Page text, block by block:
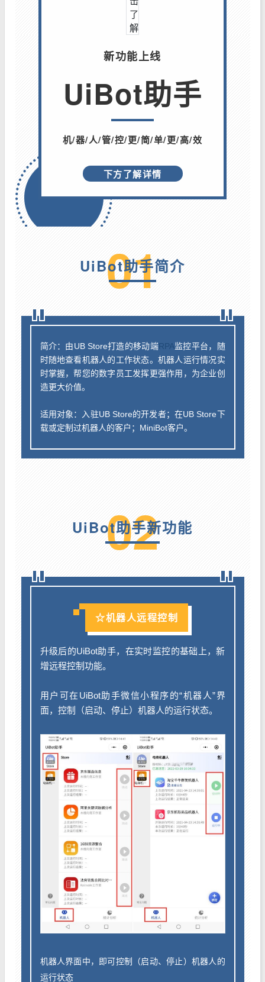
新功能上线
UiBot助手
机/器/人/管/控/更/简/单/更/高/效
下方了解详情
01
UiBot助手简介
简介：由UB Store打造的移动端RPA监控平台，随
时随地查看机器人的工作状态。机器人运行情况实
时掌握，帮您的数字员工发挥更强作用，为企业创
造更大价值。
适用对象：入驻UB Store的开发者；在UB Store下
载或定制过机器人的客户；MiniBot客户。
02
UiBot助手新功能
☆机器人远程控制
升级后的UiBot助手，在实时监控的基础上，新
增远程控制功能。
用户可在UiBot助手微信小程序的“机器人”界
面，控制（启动、停止）机器人的运行状态。
机器人界面中，即可控制（启动、停止）机器人的
运行状态